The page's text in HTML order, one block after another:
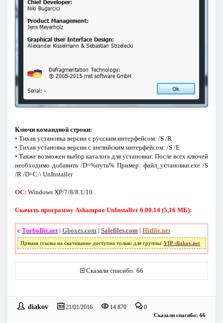
Ключи командной строки:
• Тихая установка версии с русским интерфейсом: /S /R
• Тихая установка версии с английским интерфейсом: /S /E
• Также возможен выбор каталога для установки: После всех ключей
необходимо добавить /D=%путь% Пример: файл_установки.exe /S
/R /D=C:\ UnInstaller
ОС: Windows ХР/7/8/8.1/10
Скачать программу Ashampoo UnInstaller 6.00.14 (5,16 МБ):
с TurboBit.net| Gboxes.com| Salefiles.com| Hitfile.net
Прямая ссылка на скачивание доступна только для группы: VIP-diakov.net
Сказали спасибо: 66
diakov 21/01/2016 14 870 0
Сказали спасибо: 66